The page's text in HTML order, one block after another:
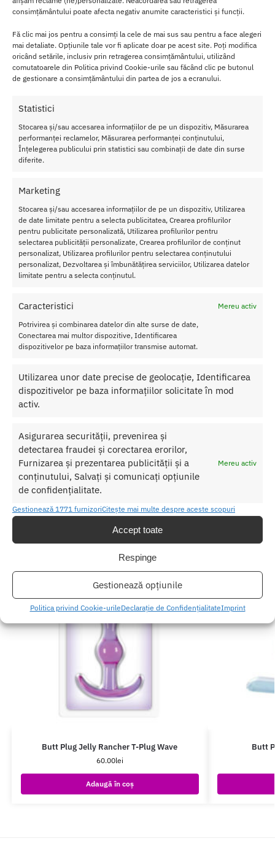
consimțământului poate afecta negativ anumite caracteristici și funcții.
Fă clic mai jos pentru a consimți la cele de mai sus sau pentru a face alegeri
mai detaliate. Opțiunile tale vor fi aplicate doar pe acest site. Poți modifica
oricând setările, inclusiv prin retragerea consimțământului, utilizând
comutatoarele din Politica privind Cookie-urile sau făcând clic pe butonul
de gestionare a consimțământului din partea de jos a ecranului.
Statistici
Stocarea și/sau accesarea informațiilor de pe un dispozitiv, Măsurarea
performanței reclamelor, Măsurarea performanței conținutului,
Înțelegerea publicului prin statistici sau combinații de date din surse
diferite.
Marketing
Stocarea și/sau accesarea informațiilor de pe un dispozitiv, Utilizarea
de date limitate pentru a selecta publicitatea, Crearea profilurilor
pentru publicitate personalizată, Utilizarea profilurilor pentru
selectarea publicității personalizate, Crearea profilurilor de conținut
personalizat, Utilizarea profilurilor pentru selectarea conținutului
personalizat, Dezvoltarea și îmbunătățirea serviciilor, Utilizarea datelor
limitate pentru a selecta conținutul.
Caracteristici
Mereu activ
Potrivirea și combinarea datelor din alte surse de date,
Conectarea mai multor dispozitive, Identificarea
dispozitivelor pe baza informațiilor transmise automat.
Utilizarea unor date precise de geolocație, Identificarea
dispozitivelor pe baza informațiilor solicitate în mod
activ.
Asigurarea securității, prevenirea și
detectarea fraudei și corectarea erorilor,
Furnizarea și prezentarea publicității și a
conținutului, Salvați și comunicați opțiunile
de confidențialitate.
Mereu activ
Gestionează 1771 furnizoriCitește mai multe despre aceste scopuri
Accept toate
Respinge
Gestionează opțiunile
Politica privind Cookie-urileDeclarație de ConfidențialitateImprint
Ventuza poate fi fixata pe o suprafata plana.
Spe
cific
atii
Set
Plug
Size
Blac
Di
m
et
ru – 4cm
Lungime – 30cm
Material- silicon
Nu uitati sa curatati produsul inainte si dupa fiecare utilizare cu apa
calda si sapun. Pentru o igienizare suplimentara puteti utiliza un
Etichete: set butt plug,Set Butt Plug Size S Black
Produse similare
Butt Plug Jelly Rancher T-Plug Wave
60.00lei
Adaugă în coș
Butt